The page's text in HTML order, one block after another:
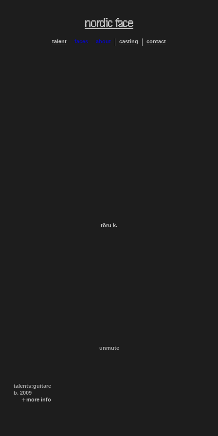
nordic face
talent faces about casting contact
tõru k.
unmute
talents:guitare
b. 2009
more info